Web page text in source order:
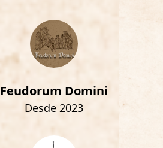
Feudorum Domini
Desde 2023